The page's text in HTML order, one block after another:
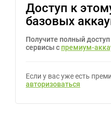
Доступ к
базовых
Получите полный
сервисы с премиум-
Если у вас уже есть
авторизоваться